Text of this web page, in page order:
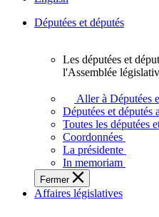
Députées et députés
députés
vous
représentent
sein
de
l'Assemblée
législative
Les députées et
l'Assemblée
Aller à Députées
Députées et députés
Toutes les députées
Coordonnées
La présidente
In memoriam
Fermer
Affaires législatives